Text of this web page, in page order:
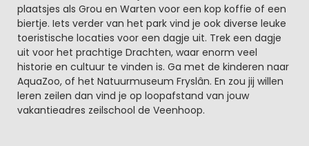
plaatsjes als Grou en Warten voor een kop koffie of een
biertje. Iets verder van het park vind je ook diverse leuke
toeristische locaties voor een dagje uit. Trek een dagje
uit voor het prachtige Drachten, waar enorm veel
historie en cultuur te vinden is. Ga met de kinderen naar
AquaZoo, of het Natuurmuseum Fryslân. En zou jij willen
leren zeilen dan vind je op loopafstand van jouw
vakantieadres zeilschool de Veenhoop.